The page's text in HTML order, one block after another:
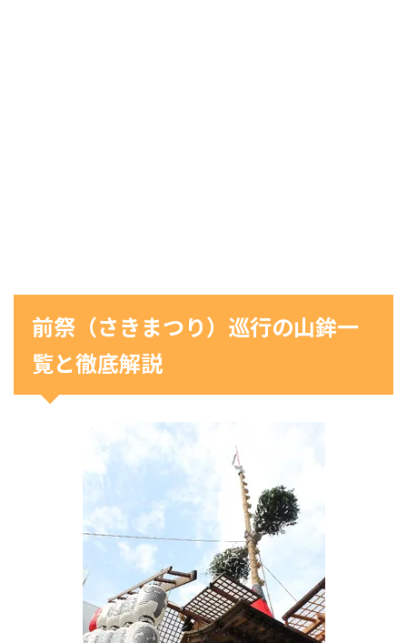
前祭（さきまつり）巡行の山鉾一
覧と徹底解説